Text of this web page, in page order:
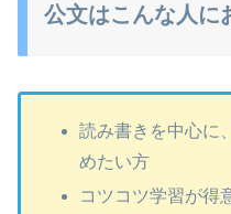
公文はこんな人に
読み書きを中心に
めたい方
コツコツ学習が得